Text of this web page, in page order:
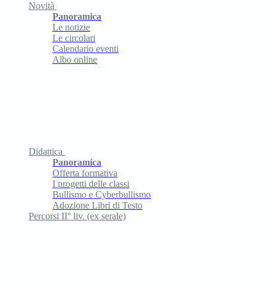
Novità
Panoramica
Le notizie
Le circolari
Calendario eventi
Albo online
Didattica
Panoramica
Offerta formativa
I progetti delle classi
Bullismo e Cyberbullismo
Adozione Libri di Testo
Percorsi II° liv. (ex serale)